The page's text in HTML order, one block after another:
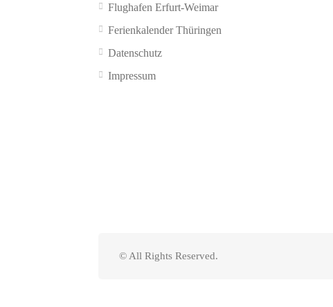
Flughafen Erfurt-Weimar
Ferienkalender Thüringen
Datenschutz
Impressum
© All Rights Reserved.